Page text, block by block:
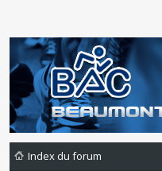
Index du forum